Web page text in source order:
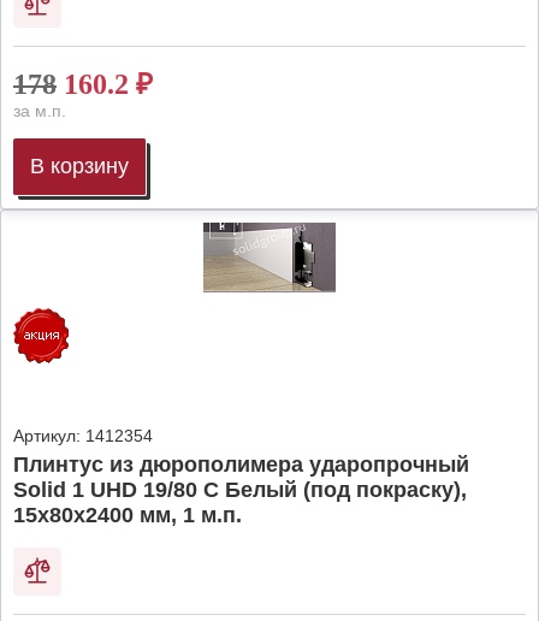
178 160.2 ₽
за м.п.
В корзину
Артикул: 1412354
Плинтус из дюрополимера ударопрочный
Solid 1 UHD 19/80 C Белый (под покраску),
15х80х2400 мм, 1 м.п.